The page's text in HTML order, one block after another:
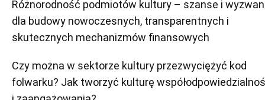
Różnorodność podmiotów kultury – szanse i
dla budowy nowoczesnych, transparentnych i
skutecznych mechanizmów finansowych
Czy można w sektorze kultury przezwyciężyć kod
folwarku? Jak tworzyć kulturę